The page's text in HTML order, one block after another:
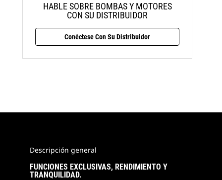
HABLE SOBRE BOMBAS Y MOTORES
CON SU DISTRIBUIDOR
Conéctese Con Su Distribuidor
Descripción general
FUNCIONES EXCLUSIVAS, RENDIMIENTO Y
TRANQUILIDAD.